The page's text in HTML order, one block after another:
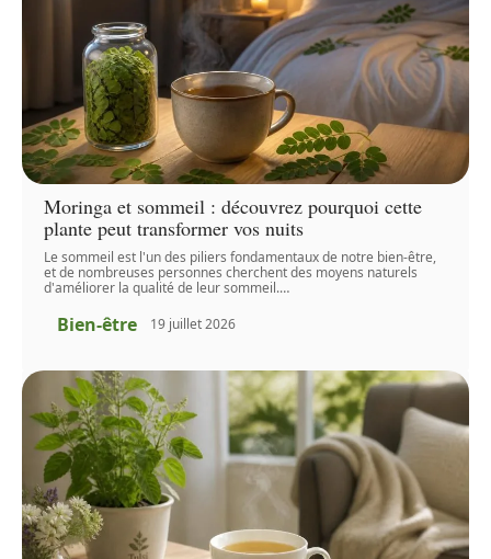
Moringa et sommeil : découvrez pourquoi cette
plante peut transformer vos nuits
Le sommeil est l'un des piliers fondamentaux de notre bien-être,
et de nombreuses personnes cherchent des moyens naturels
d'améliorer la qualité de leur sommeil.…
Bien-être 19 juillet 2026